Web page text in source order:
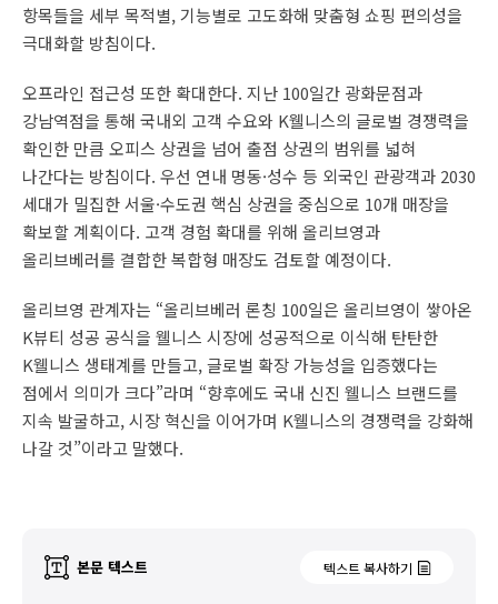
항목들을 세부 목적별, 기능별로 고도화해 맞춤형 쇼핑 편의성을
극대화할 방침이다.
오프라인 접근성 또한 확대한다. 지난 100일간 광화문점과
강남역점을 통해 국내외 고객 수요와 K웰니스의 글로벌 경쟁력을
확인한 만큼 오피스 상권을 넘어 출점 상권의 범위를 넓혀
나간다는 방침이다. 우선 연내 명동·성수 등 외국인 관광객과 2030
세대가 밀집한 서울·수도권 핵심 상권을 중심으로 10개 매장을
확보할 계획이다. 고객 경험 확대를 위해 올리브영과
올리브베러를 결합한 복합형 매장도 검토할 예정이다.
올리브영 관계자는 “올리브베러 론칭 100일은 올리브영이 쌓아온
K뷰티 성공 공식을 웰니스 시장에 성공적으로 이식해 탄탄한
K웰니스 생태계를 만들고, 글로벌 확장 가능성을 입증했다는
점에서 의미가 크다”라며 “향후에도 국내 신진 웰니스 브랜드를
지속 발굴하고, 시장 혁신을 이어가며 K웰니스의 경쟁력을 강화해
나갈 것”이라고 말했다.
본문 텍스트 텍스트 복사하기